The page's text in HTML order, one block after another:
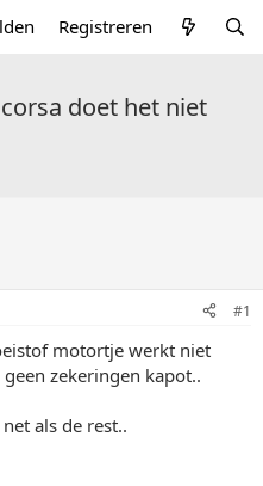
Registreren
doet het niet
#1
motortje werkt niet
zekeringen kapot..
als de rest..